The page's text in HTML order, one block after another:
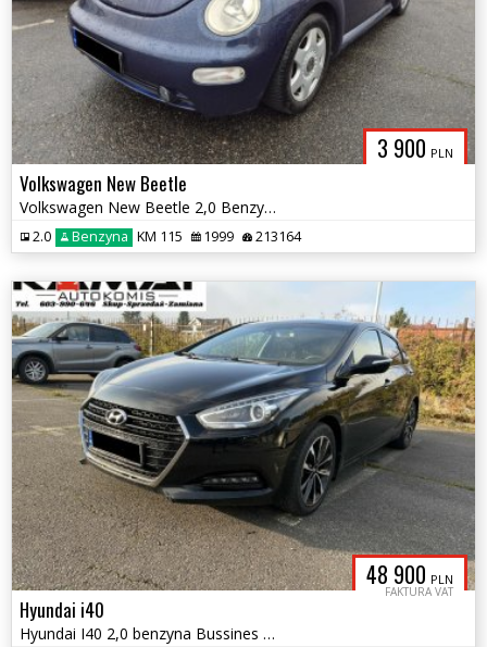
3 900 PLN
Volkswagen New Beetle
Volkswagen New Beetle 2,0 Benzyna Skóry Zamiana
2.0 Benzyna KM 115 1999 213164
48 900 PLN
FAKTURA VAT
Hyundai i40
Hyundai I40 2,0 benzyna Bussines Bogate Wyposażenie Zamiana